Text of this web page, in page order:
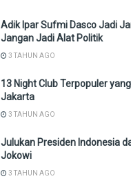
Adik Ipar Sufmi Dasco Jadi
Jangan Jadi Alat Politik
3 TAHUN AGO
13 Night Club Terpopuler
Jakarta
3 TAHUN AGO
Julukan Presiden Indonesia
Jokowi
3 TAHUN AGO